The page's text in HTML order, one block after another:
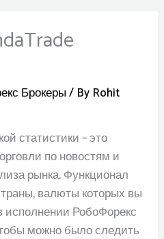
Брокеры/ By Rohit
статистики – это
по новостям и
рынка. Функционал
валюты которых вы
исполнении РобоФорекс
можно было следить